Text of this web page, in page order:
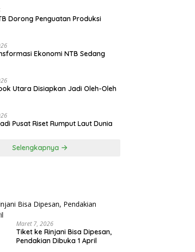
Dorong Penguatan Produksi
Ekonomi NTB Sedang
Utara Disiapkan Jadi Oleh-Oleh
Pusat Riset Rumput Laut Dunia
Selengkapnya
Maret 7, 2026
Tiket ke Rinjani Bisa Dipesan,
Pendakian Dibuka 1 April